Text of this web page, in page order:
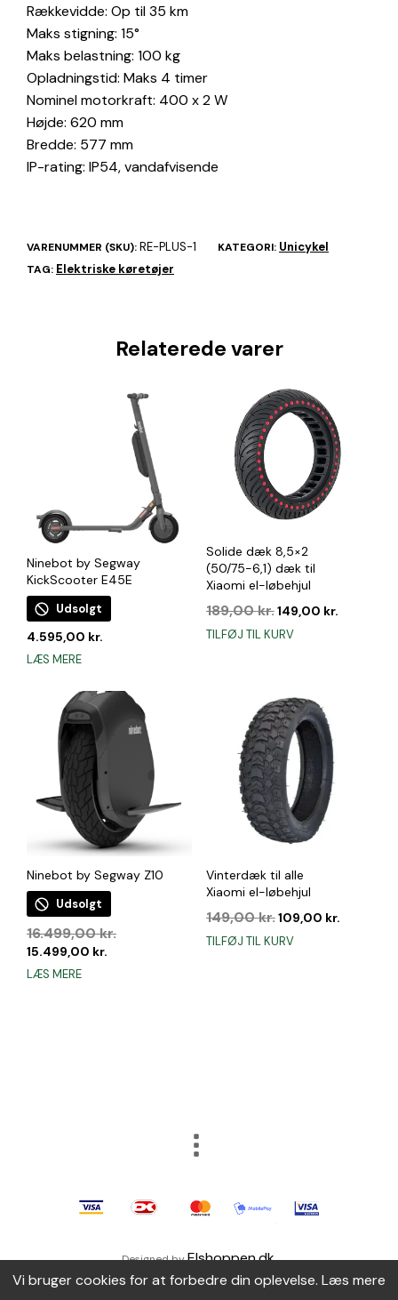
Rækkevidde: Op til 35 km
Maks stigning: 15°
Maks belastning: 100 kg
Opladningstid: Maks 4 timer
Nominel motorkraft: 400 x 2 W
Højde: 620 mm
Bredde: 577 mm
IP-rating: IP54, vandafvisende
VARENUMMER (SKU):RE-PLUS-1 KATEGORI: Unicykel
TAG: Elektriske køretøjer
Relaterede varer
Ninebot by Segway
KickScooter E45E
Udsolgt
4.595,00 kr.
LÆS MERE
Solide dæk 8,5×2
(50/75-6,1) dæk til
Xiaomi el-løbehjul
189,00kr.Den
pris
149,00 kr.
TILFØJ TIL KURV
Ninebot by Segway Z10
Udsolgt
16.499,00kr.Den
15.499,00 kr.
LÆS MERE
Vinterdæk til alle
Xiaomi el-løbehjul
149,00kr.Den
pris
109,00 kr.
TILFØJ TIL KURV
Designed byElshoppen.dk.
Vi bruger cookies for at forbedre din oplevelse. Læs mere